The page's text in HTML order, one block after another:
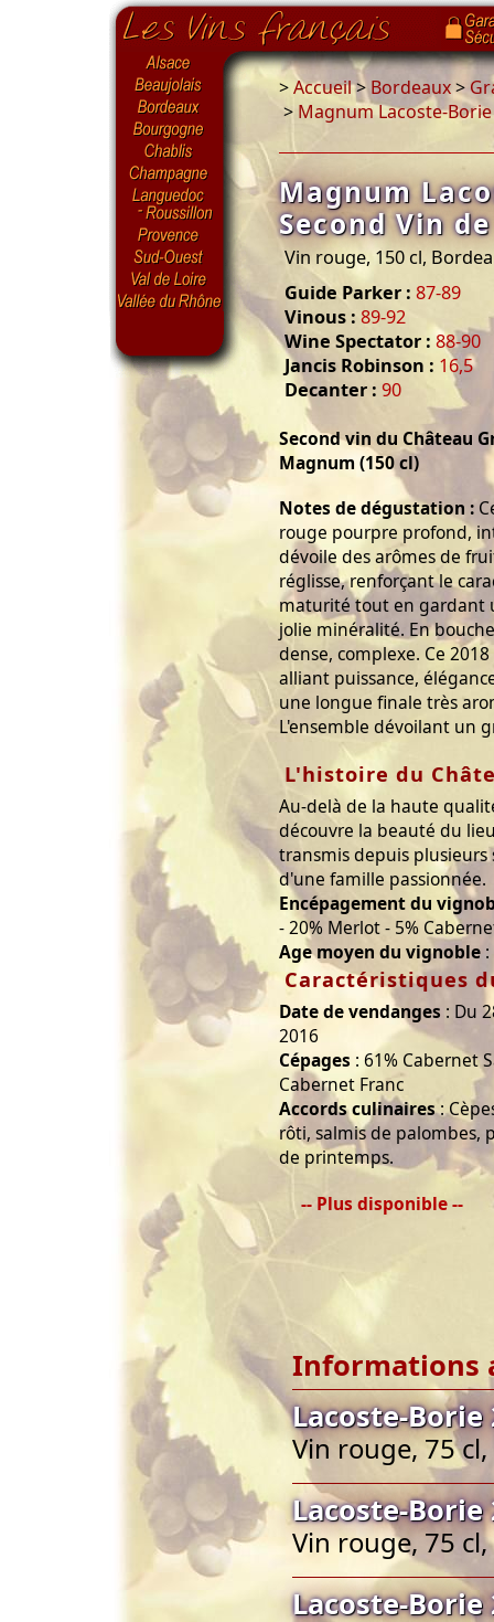
>Accueil>Bordeaux>
> Magnum Lacoste-
Magnum
Second Vin
Vin rouge, 150 cl,
Guide Parker : 87-89
Vinous : 89-92
Wine Spectator : 88-90
Jancis Robinson : 16,5
Decanter : 90
Second vin du Château
Magnum (150 cl)
Notes de dégustation :
rouge pourpre profond,
dévoile des arômes de
réglisse, renforçant le
maturité tout en gardant
jolie minéralité. En
dense, complexe. Ce
alliant puissance,
une longue finale très
L'ensemble dévoilant un
L'histoire du
Au-delà de la haute
découvre la beauté du
transmis depuis plusieurs
d'une famille passionnée.
Encépagement du
- 20% Merlot - 5%
Age moyen du vignoble
Caractéristiques
Date de vendanges : Du
2016
Cépages : 61% Cabernet
Cabernet Franc
Accords culinaires:
rôti, salmis de palombes,
de printemps.
-- Plus disponible --
Informations
Lacoste-Borie
Vin rouge, 75
Lacoste-Borie
Vin rouge, 75
Lacoste-Borie